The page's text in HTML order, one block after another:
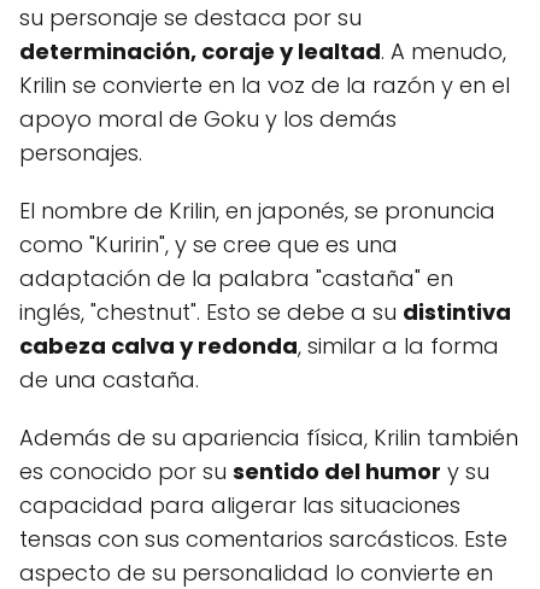
su personaje se destaca por su
determinación, coraje y lealtad. A menudo,
Krilin se convierte en la voz de la razón y en el
apoyo moral de Goku y los demás
personajes.
El nombre de Krilin, en japonés, se pronuncia
como "Kuririn", y se cree que es una
adaptación de la palabra "castaña" en
inglés, "chestnut". Esto se debe a su distintiva
cabeza calva y redonda, similar a la forma
de una castaña.
Además de su apariencia física, Krilin también
es conocido por su sentido del humor y su
capacidad para aligerar las situaciones
tensas con sus comentarios sarcásticos. Este
aspecto de su personalidad lo convierte en